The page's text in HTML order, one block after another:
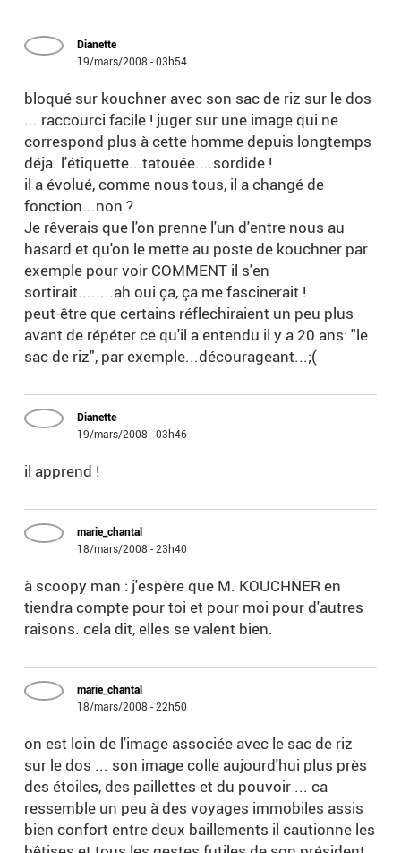
Dianette
19/mars/2008 - 03h54
bloqué sur kouchner avec son sac de riz sur le dos
... raccourci facile ! juger sur une image qui ne
correspond plus à cette homme depuis longtemps
déja. l'étiquette...tatouée....sordide !
il a évolué, comme nous tous, il a changé de
fonction...non ?
Je rêverais que l'on prenne l'un d'entre nous au
hasard et qu'on le mette au poste de kouchner par
exemple pour voir COMMENT il s'en
sortirait........ah oui ça, ça me fascinerait !
peut-être que certains réflechiraient un peu plus
avant de répéter ce qu'il a entendu il y a 20 ans: "le
sac de riz", par exemple...décourageant...;(
Dianette
19/mars/2008 - 03h46
il apprend !
marie_chantal
18/mars/2008 - 23h40
à scoopy man : j'espère que M. KOUCHNER en
tiendra compte pour toi et pour moi pour d'autres
raisons. cela dit, elles se valent bien.
marie_chantal
18/mars/2008 - 22h50
on est loin de l'image associée avec le sac de riz
sur le dos ... son image colle aujourd'hui plus près
des étoiles, des paillettes et du pouvoir ... ca
ressemble un peu à des voyages immobiles assis
bien confort entre deux baillements il cautionne les